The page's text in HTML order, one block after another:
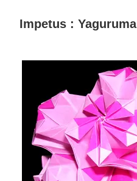
Impetus : Yaguruma